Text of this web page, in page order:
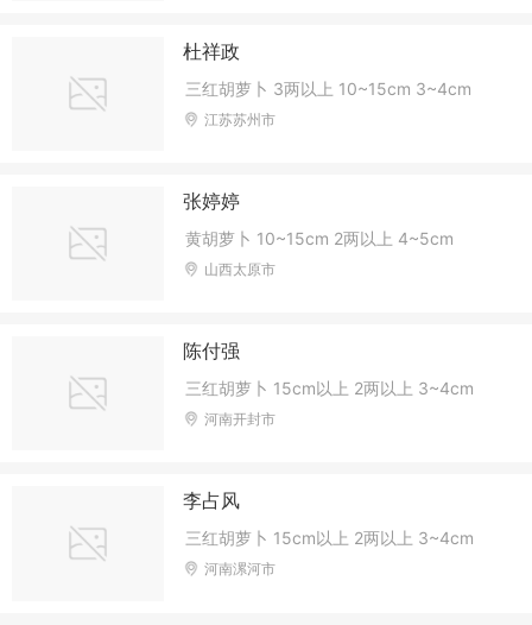
杜祥政
三红胡萝卜 3两以上 10~15cm 3~4cm
江苏苏州市
张婷婷
黄胡萝卜 10~15cm 2两以上 4~5cm
山西太原市
陈付强
三红胡萝卜 15cm以上 2两以上 3~4cm
河南开封市
李占风
三红胡萝卜 15cm以上 2两以上 3~4cm
河南漯河市